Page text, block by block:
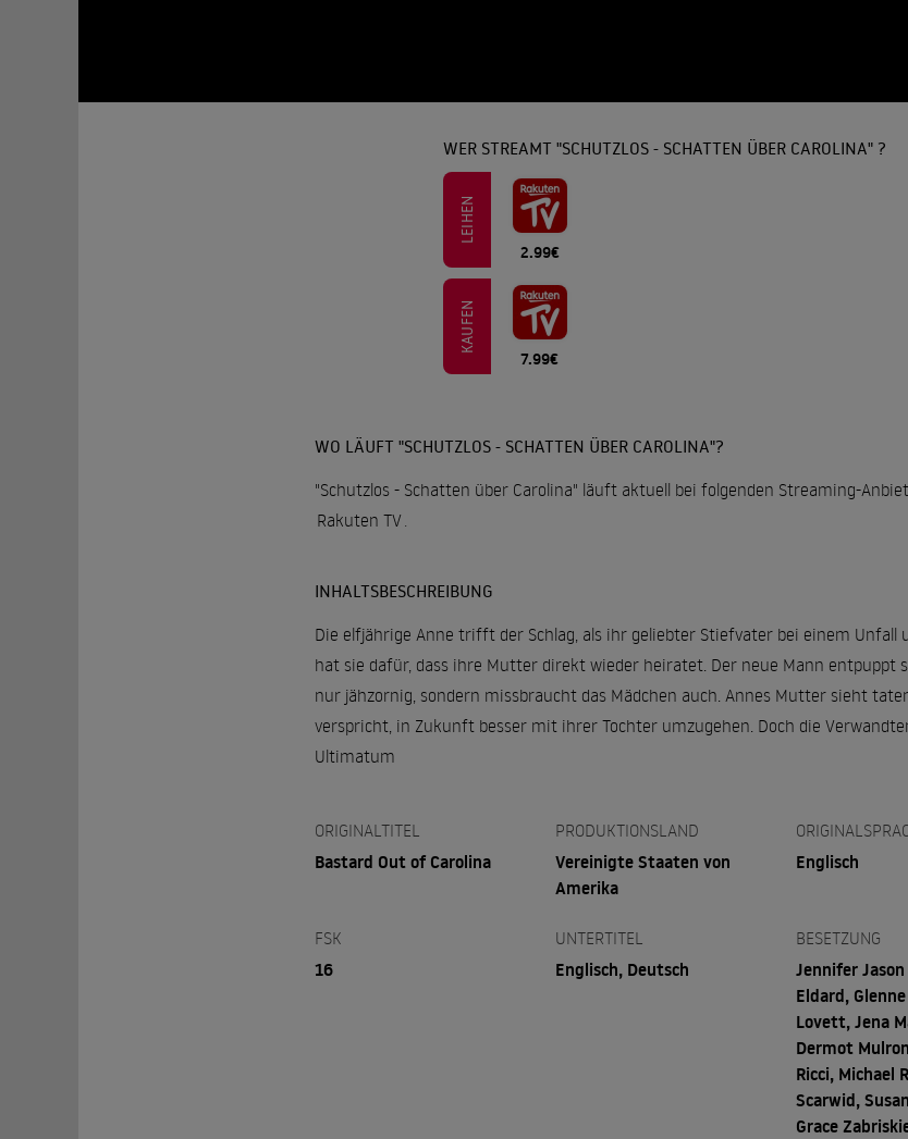
WER STREAMT "SCHUTZLOS - SCHATTEN ÜBER CAROLINA" ?
LEIHEN
2.99€
KAUFEN
7.99€
WO LÄUFT "SCHUTZLOS - SCHATTEN ÜBER CAROLINA"?
"Schutzlos - Schatten über Carolina" läuft aktuell bei folgenden Streaming-
Rakuten TV.
INHALTSBESCHREIBUNG
Die elfjährige Anne trifft der Schlag, als ihr geliebter Stiefvater bei einem
hat sie dafür, dass ihre Mutter direkt wieder heiratet. Der neue Mann
nur jähzornig, sondern missbraucht das Mädchen auch. Annes Mutter sieht
verspricht, in Zukunft besser mit ihrer Tochter umzugehen. Doch die
Ultimatum
ORIGINALTITEL
Bastard Out of Carolina
PRODUKTIONSLAND
Vereinigte Staaten von
Amerika
Englisch
FSK
16
UNTERTITEL
Englisch, Deutsch
BESETZUNG
Jennifer
Eldard,
Lovett, Jena
Dermot
Ricci, Michael
Scarwid,
Grace